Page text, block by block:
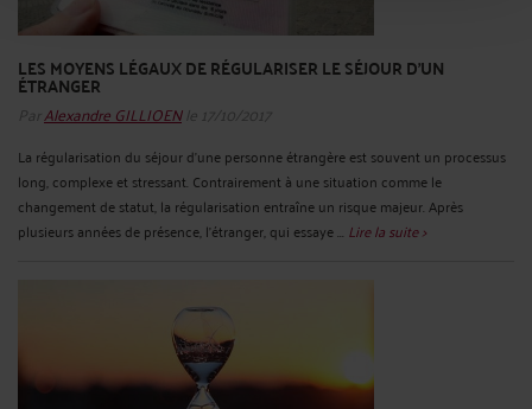
LES MOYENS LÉGAUX DE RÉGULARISER LE SÉJOUR D'UN
ÉTRANGER
ParAlexandre GILLIOENle 17/10/2017
La régularisation du séjour d’une personne étrangère est souvent un processus
long, complexe et stressant. Contrairement à une situation comme le
changement de statut, la régularisation entraîne un risque majeur. Après
plusieurs années de présence, l’étranger, qui essaye ... Lire la suite >